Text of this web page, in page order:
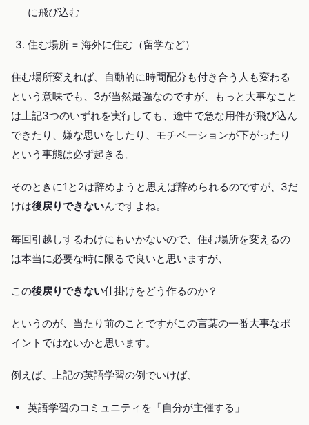
に飛び込む
住む場所 = 海外に住む（留学など）
住む場所変えれば、自動的に時間配分も付き合う人も変わる
という意味でも、3が当然最強なのですが、もっと大事なこと
は上記3つのいずれを実行しても、途中で急な用件が飛び込ん
できたり、嫌な思いをしたり、モチベーションが下がったり
という事態は必ず起きる。
そのときに1と2は辞めようと思えば辞められるのですが、3だ
けは後戻りできないんですよね。
毎回引越しするわけにもいかないので、住む場所を変えるの
は本当に必要な時に限るで良いと思いますが、
この後戻りできない仕掛けをどう作るのか？
というのが、当たり前のことですがこの言葉の一番大事なポ
イントではないかと思います。
例えば、上記の英語学習の例でいけば、
英語学習のコミュニティを「自分が主催する」